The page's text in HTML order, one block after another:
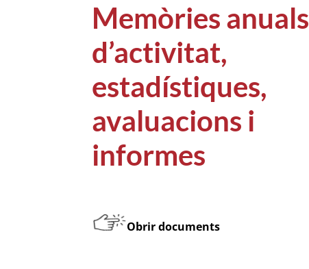
Memòries anuals
d’activitat,
estadístiques,
avaluacions i
informes
Obrir documents